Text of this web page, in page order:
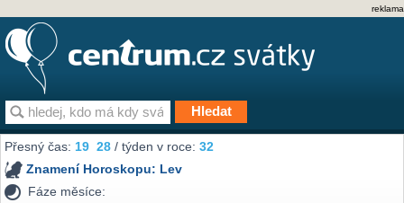
reklama
Přesný čas:19 28 / týden v roce:32
Znamení Horoskopu: Lev
Fáze měsíce: